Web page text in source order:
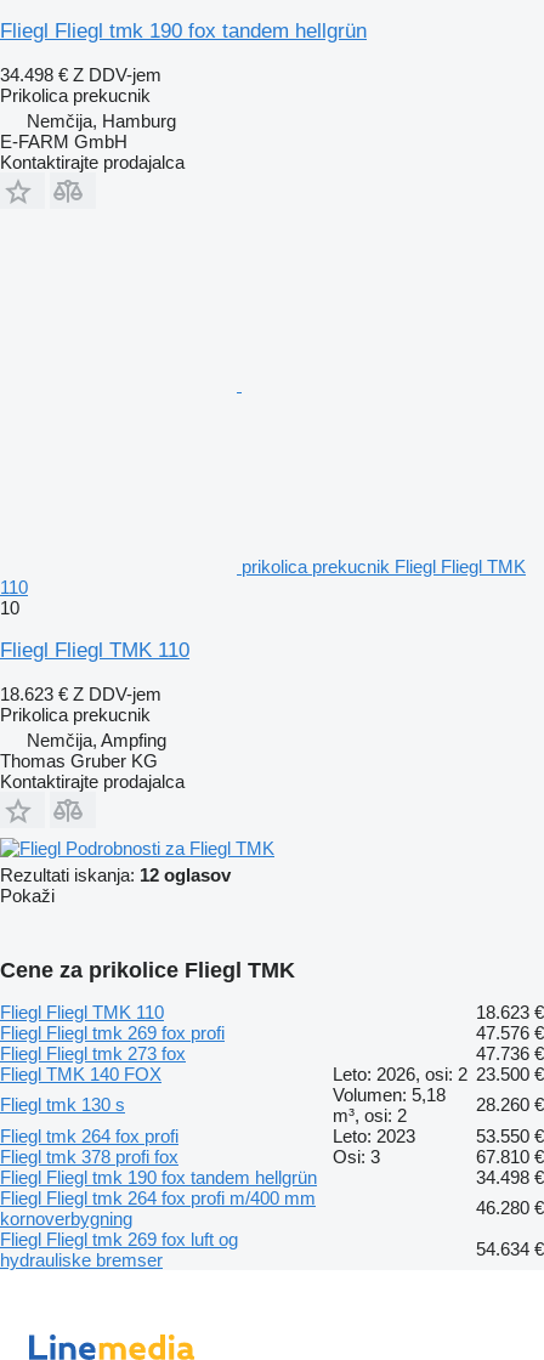
Fliegl Fliegl tmk 190 fox tandem hellgrün
34.498 € Z DDV-jem
Prikolica prekucnik
Nemčija, Hamburg
E-FARM GmbH
Kontaktirajte prodajalca
prikolica prekucnik Fliegl Fliegl TMK
110
10
Fliegl Fliegl TMK 110
18.623 € Z DDV-jem
Prikolica prekucnik
Nemčija, Ampfing
Thomas Gruber KG
Kontaktirajte prodajalca
Podrobnosti za Fliegl TMK
Rezultati iskanja: 12 oglasov
Pokaži
Cene za prikolice Fliegl TMK
Fliegl Fliegl TMK 110
18.623 €
Fliegl Fliegl tmk 269 fox profi
47.576 €
Fliegl Fliegl tmk 273 fox
47.736 €
Fliegl TMK 140 FOX
Leto: 2026, osi: 2 23.500 €
Fliegl tmk 130 s
Volumen: 5,18
m³, osi: 2
28.260 €
Fliegl tmk 264 fox profi
Leto: 2023
53.550 €
Fliegl tmk 378 profi fox
Osi: 3
67.810 €
Fliegl Fliegl tmk 190 fox tandem hellgrün
34.498 €
Fliegl Fliegl tmk 264 fox profi m/400 mm
kornoverbygning
46.280 €
Fliegl Fliegl tmk 269 fox luft og
hydrauliske bremser
54.634 €